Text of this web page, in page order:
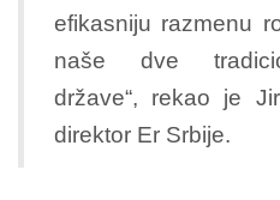
efikasniju razmenu
naše dve
države“, rekao je
direktor Er Srbije.